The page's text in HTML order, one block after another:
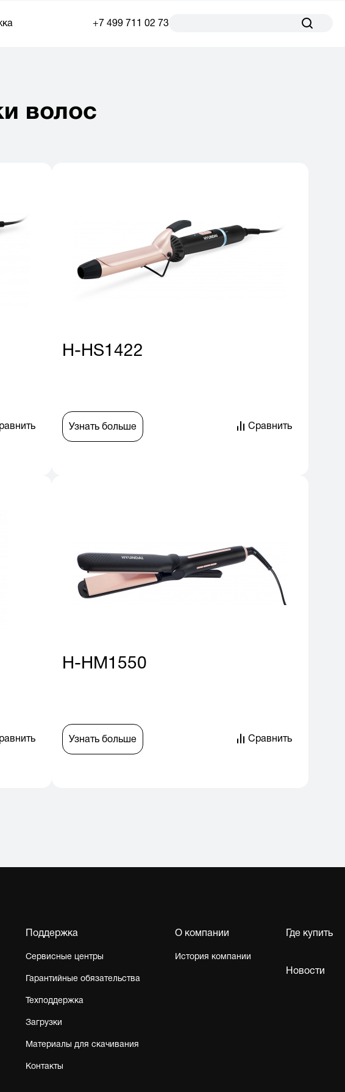
+7 499 711 02 73
волос
H-HS1422
Узнать больше Сравнить
H-HM1550
Узнать больше Сравнить
Поддержка
Сервисные центры
Гарантийные обязательства
Техподдержка
Загрузки
Материалы для скачивания
Контакты
О компании
История компании
Где купить
Новости